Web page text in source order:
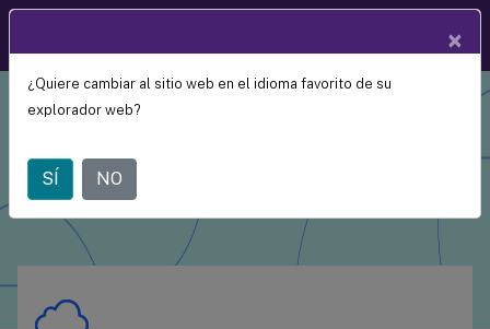
productos
Citrix Workspace
×
¿Quiere cambiar al sitio web en el idioma favorito de su
explorador web?
SÍ NO